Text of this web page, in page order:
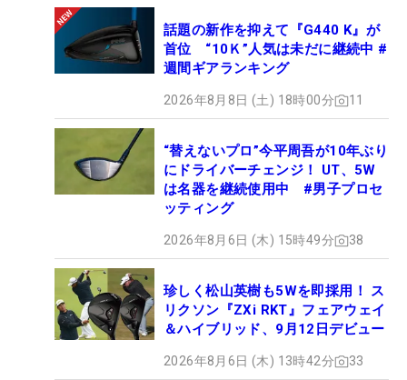
話題の新作を抑えて『G440 K』が
首位 “10Ｋ”人気は未だに継続中 #
週間ギアランキング
2026年8月8日 (土) 18時00分 11
“替えないプロ”今平周吾が10年ぶり
にドライバーチェンジ！ UT、5W
は名器を継続使用中 #男子プロセ
ッティング
2026年8月6日 (木) 15時49分 38
珍しく松山英樹も5Wを即採用！ ス
リクソン『ZXi RKT』フェアウェイ
＆ハイブリッド、9月12日デビュー
2026年8月6日 (木) 13時42分 33